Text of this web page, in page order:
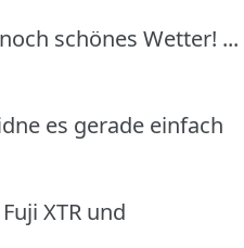
schönes Wetter! ...
es gerade einfach
XTR und